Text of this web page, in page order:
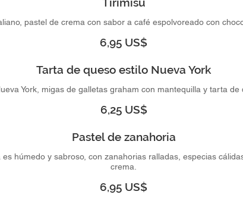
Tirimisú
pastel de crema con sabor a café espolvoreado con
6,95 US$
Tarta de queso estilo Nueva York
York, migas de galletas graham con mantequilla y tarta
6,25 US$
Pastel de zanahoria
húmedo y sabroso, con zanahorias ralladas, especias
crema.
6,95 US$